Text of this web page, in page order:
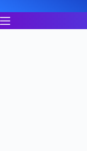
to
content